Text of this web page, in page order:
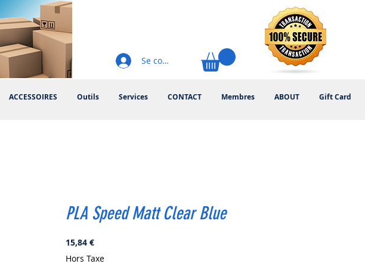
ACCESSOIRES Outils Services CONTACT Membres ABOUT Gift Card
Se connecter
PLA Speed Matt Clear Blue
15,84 €Prix
Hors Taxe